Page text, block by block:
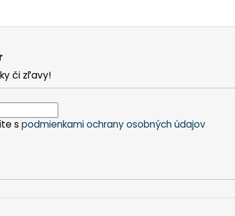
či zľavy!
s podmienkami ochrany osobných údajov